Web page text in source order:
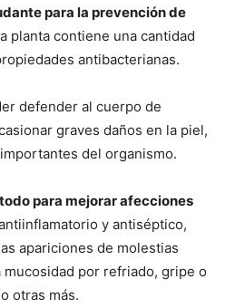
para la prevención de
planta contiene una cantidad
antibacterianas.
defender al cuerpo de
graves daños en la piel,
del organismo.
para mejorar afecciones
y antiséptico,
apariciones de molestias
por refriado, gripe o
otras más.